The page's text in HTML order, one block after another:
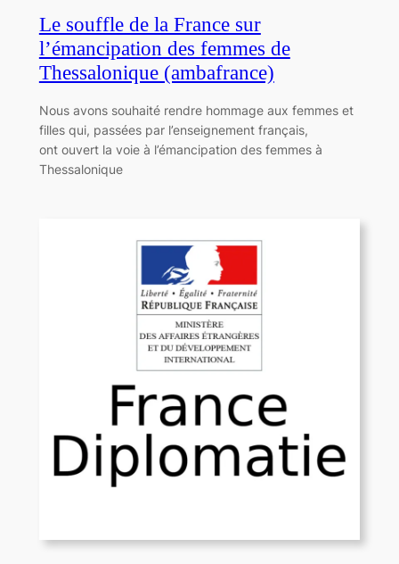
Le souffle de la France sur
l’émancipation des femmes de
Thessalonique (ambafrance)
Nous avons souhaité rendre hommage aux femmes et
filles qui, passées par l’enseignement français,
ont ouvert la voie à l’émancipation des femmes à
Thessalonique